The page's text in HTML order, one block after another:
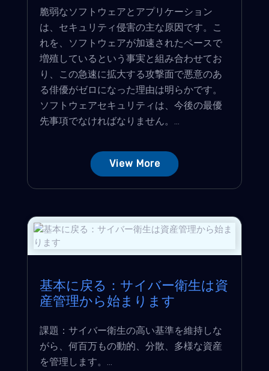
脆弱なソフトウェアとアプリケーション
は、セキュリティ侵害の主な原因です。こ
れを、ソフトウェアが加速されたペースで
増殖しているという事実と組み合わせてお
り、この急速に拡大する攻撃面で悪意のあ
る俳優がゼロになった理由は明らかです。
ソフトウェアセキュリティは、今後の最優
先事項でなければなりません。...
View More
基本に戻る：サイバー衛生は資
産管理から始まります
課題：サイバー衛生の高い基準を維持しな
がら、何百万もの動的、分散、多様な資産
を管理します。...